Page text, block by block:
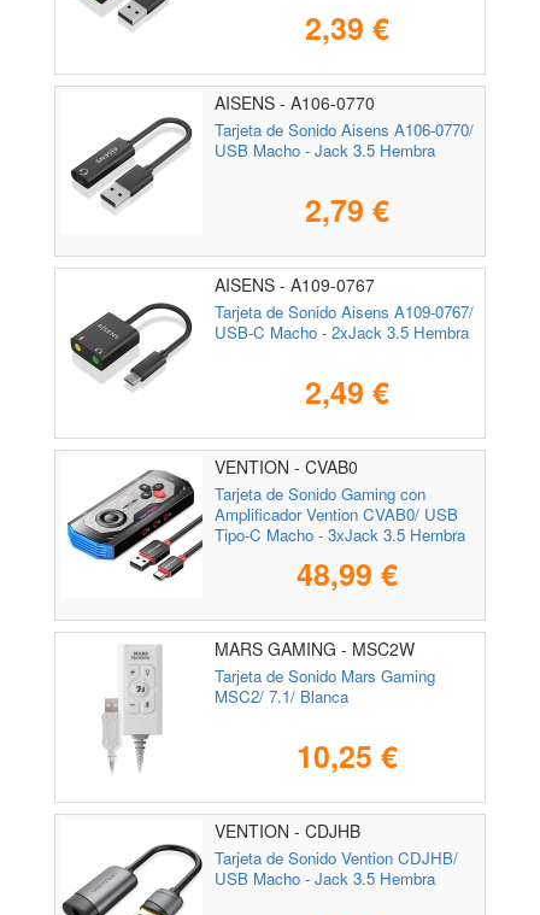
2,39 €
AISENS - A106-0770
Tarjeta de Sonido Aisens A106-0770/
USB Macho - Jack 3.5 Hembra
2,79 €
AISENS - A109-0767
Tarjeta de Sonido Aisens A109-0767/
USB-C Macho - 2xJack 3.5 Hembra
2,49 €
VENTION - CVAB0
Tarjeta de Sonido Gaming con
Amplificador Vention CVAB0/ USB
Tipo-C Macho - 3xJack 3.5 Hembra
48,99 €
MARS GAMING - MSC2W
Tarjeta de Sonido Mars Gaming
MSC2/ 7.1/ Blanca
10,25 €
VENTION - CDJHB
Tarjeta de Sonido Vention CDJHB/
USB Macho - Jack 3.5 Hembra